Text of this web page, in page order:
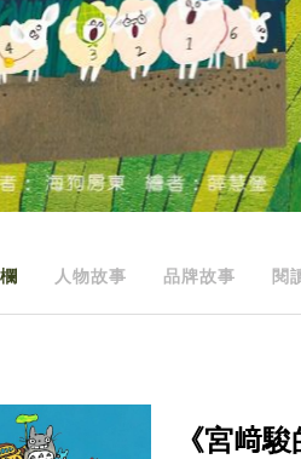
人物故事 品牌故事 閱
《宮﨑